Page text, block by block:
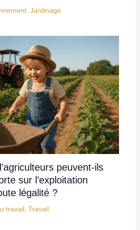
, Jardinage
peuvent-ils
sur l’exploitation
légalité ?
travail, Travail